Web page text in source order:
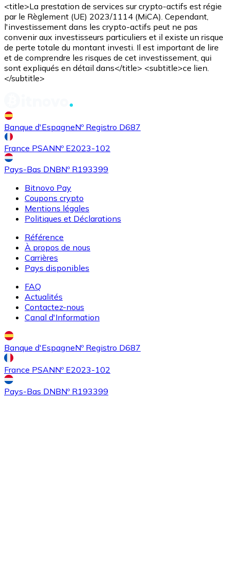
<title>La prestation de services sur crypto-actifs est régie
par le Règlement (UE) 2023/1114 (MiCA). Cependant,
l'investissement dans les crypto-actifs peut ne pas
convenir aux investisseurs particuliers et il existe un risque
de perte totale du montant investi. Il est important de lire
et de comprendre les risques de cet investissement, qui
sont expliqués en détail dans</title> <subtitle>ce lien.
</subtitle>
Banque d'EspagneNº Registro D687
France PSANNº E2023-102
Pays-Bas DNBNº R193399
Bitnovo Pay
Coupons crypto
Mentions légales
Politiques et Déclarations
Référence
À propos de nous
Carrières
Pays disponibles
FAQ
Actualités
Contactez-nous
Canal d'Information
Banque d'EspagneNº Registro D687
France PSANNº E2023-102
Pays-Bas DNBNº R193399